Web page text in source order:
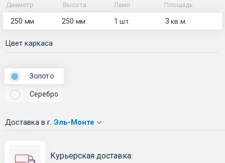
Диаметр Высота Ламп Площадь
250 мм 250 мм 1шт. 3кв.м.
Цвет каркаса
Золото
Серебро
Доставка в г. Эль-Монте
Курьерская доставка: